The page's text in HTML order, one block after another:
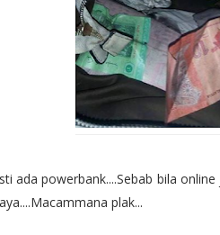
ada powerbank....Sebab bila
plak...